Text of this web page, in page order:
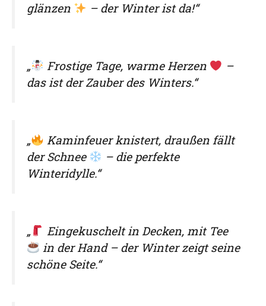
glänzen
– der Winter ist da!“
„ Frostige Tage, warme Herzen
–
das ist der Zauber des Winters.“
„
Kaminfeuer knistert, draußen fällt
der Schnee
– die perfekte
Winteridylle.“
„
Eingekuschelt in Decken, mit Tee
in der Hand – der Winter zeigt seine
schöne Seite.“